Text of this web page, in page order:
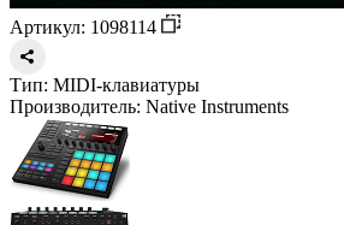
Артикул: 1098114
Тип: MIDI-клавиатуры
Производитель: Native Instruments